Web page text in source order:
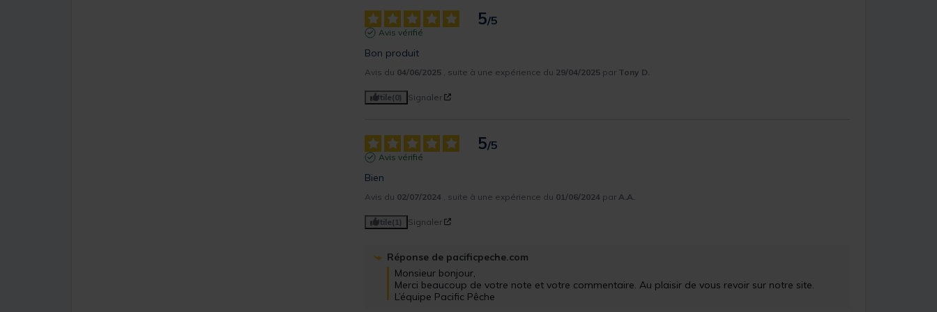
5/5
Avis vérifié
Bon produit
Avis du 04/06/2025 , suite à une expérience du 29/04/2025 par Tony D.
Utile(0) Signaler
5/5
Avis vérifié
Bien
Avis du 02/07/2024 , suite à une expérience du 01/06/2024 par A.A.
Utile(1) Signaler
Réponse de pacificpeche.com
Monsieur bonjour,
Merci beaucoup de votre note et votre commentaire. Au plaisir de vous revoir sur notre site.
L’équipe Pacific Pêche